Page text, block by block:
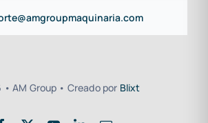
AM Group • Creado por Blixt